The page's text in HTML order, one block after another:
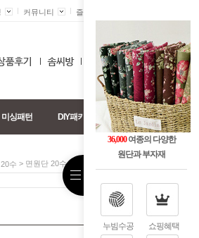
36,000여종의 다양한
원단과 부자재
누빔수공 쇼핑혜택
커뮤니티 즐겨찾기 +
0
미싱패턴 DIY패키지
20수 > 면원단 20수 큐티 잔꽃 플라워 2235553